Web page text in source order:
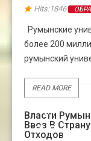
Hits:1846
Румынские
более 200
румынский
READ MORE
Власти
Ввоз В
Отходов
10
ЯНВ